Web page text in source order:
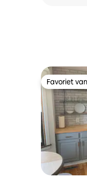
Favoriet
Favoriet